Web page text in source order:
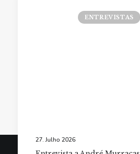
ENTREVISTAS
27. Julho 2026